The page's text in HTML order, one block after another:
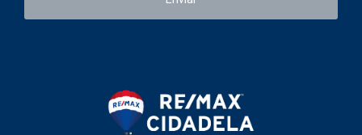
Casayes.pt são excelentes para explorar uma vasta
gama de opções e para comparar preços.